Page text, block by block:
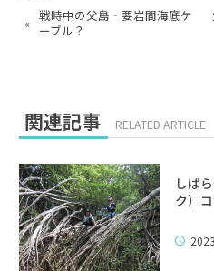
« 戦時中の父島‐要岩間海底ケ
ーブル？
関連記事 RELATED ARTICLE
しば
ク）